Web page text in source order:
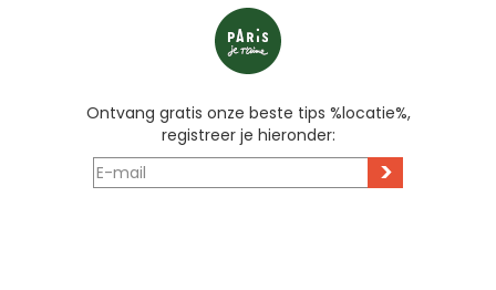
Ontvang gratis onze beste tips %locatie%,
registreer je hieronder:
>